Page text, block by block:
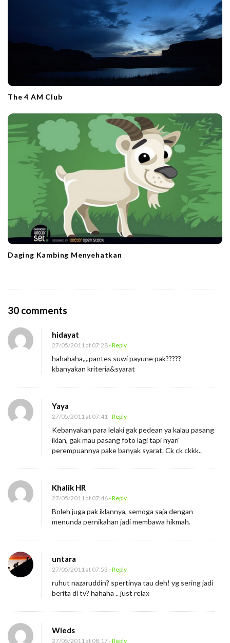
The 4 AM Club
Daging Kambing Menyehatkan
30 comments
B
r
l
a
n
d
i
r
o
d
o
h
hidayat
27/05/2011 at 07:28- Reply
hahahaha,,,,pantes suwi payune pak?????
kbanyakan kriteria&syarat
Yaya
27/05/2011 at 07:41 - Reply
Kebanyakan para lelaki gak pedean ya kalau pasang
iklan, gak mau pasang foto lagi tapi nyari
perempuannya pake banyak syarat. Ck ck ckkk..
Khalik HR
27/05/2011 at 07:46- Reply
Boleh juga pak iklannya, semoga saja dengan
menunda pernikahan jadi membawa hikmah.
untara
27/05/2011 at 07:53 - Reply
ruhut nazaruddin? spertinya tau deh! yg sering jadi
berita di tv? hahaha .. just relax
Wieds
27/05/2011 at 08:17- Reply